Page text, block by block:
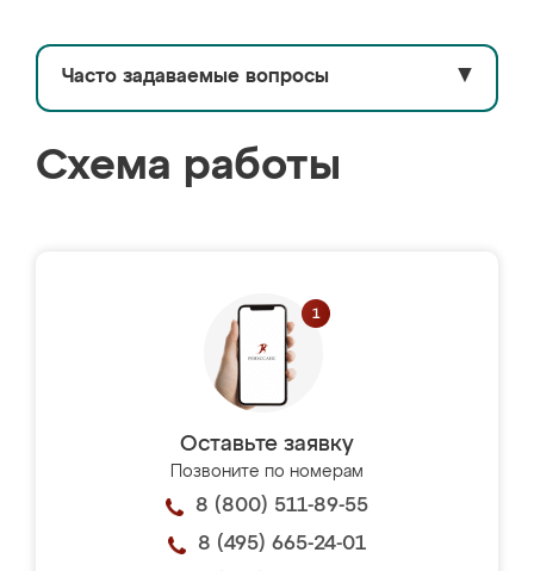
Часто задаваемые вопросы ▼
Схема работы
Оставьте заявку
Позвоните по номерам
8 (800) 511-89-55
8 (495) 665-24-01